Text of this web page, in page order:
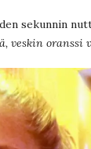
sekunnin
veskin oranssi